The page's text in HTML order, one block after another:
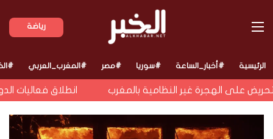
رياضة القائمة
الرئيسية #أخبار_الساعة #سوريا #مصر #المغرب_العربي
على الهجرة غير النظامية بالمغرب انطلاق فعاليات